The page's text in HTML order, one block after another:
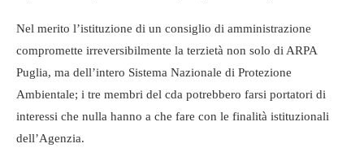
Nel merito l’istituzione di un consiglio di amministrazione
compromette irreversibilmente la terzietà non solo di ARPA
Puglia, ma dell’intero Sistema Nazionale di Protezione
Ambientale; i tre membri del cda potrebbero farsi portatori di
interessi che nulla hanno a che fare con le finalità istituzionali
dell’Agenzia.